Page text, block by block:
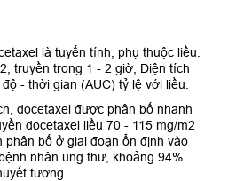
là tuyến tính, phụ thuộc liều.
truyền trong 1 - 2 giờ, Diện tích
- thời gian (AUC) tỷ lệ với liều.
docetaxel được phân bố nhanh
docetaxel liều 70 - 115 mg/m2
bố ở giai đoạn ổn định vào
nhân ung thư, khoảng 94%
tương.